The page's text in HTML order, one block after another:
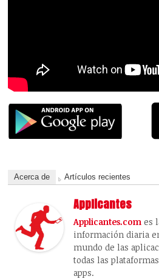
Acerca de Artículos recientes
Applicantes
Applicantes.com es
información diaria
mundo de las
todas las
apps.